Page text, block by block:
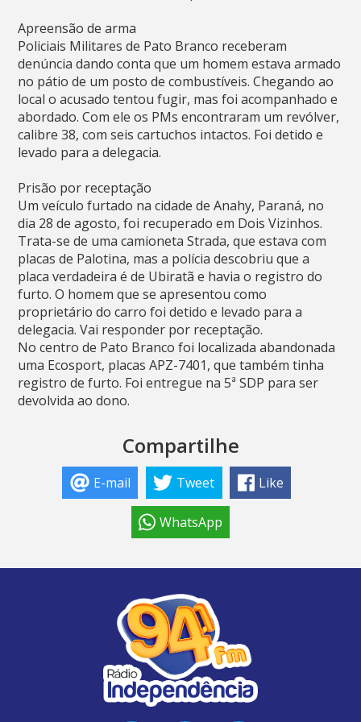
Apreensão de arma
Policiais Militares de Pato Branco receberam
denúncia dando conta que um homem estava armado
no pátio de um posto de combustíveis. Chegando ao
local o acusado tentou fugir, mas foi acompanhado e
abordado. Com ele os PMs encontraram um revólver,
calibre 38, com seis cartuchos intactos. Foi detido e
levado para a delegacia.
Prisão por receptação
Um veículo furtado na cidade de Anahy, Paraná, no
dia 28 de agosto, foi recuperado em Dois Vizinhos.
Trata-se de uma camioneta Strada, que estava com
placas de Palotina, mas a polícia descobriu que a
placa verdadeira é de Ubiratã e havia o registro do
furto. O homem que se apresentou como
proprietário do carro foi detido e levado para a
delegacia. Vai responder por receptação.
No centro de Pato Branco foi localizada abandonada
uma Ecosport, placas APZ-7401, que também tinha
registro de furto. Foi entregue na 5ª SDP para ser
devolvida ao dono.
Compartilhe
E-mail Tweet Like
WhatsApp